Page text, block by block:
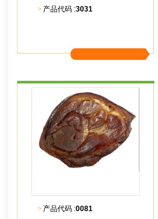
> 产品代码 :3031
> 产品代码 :0081